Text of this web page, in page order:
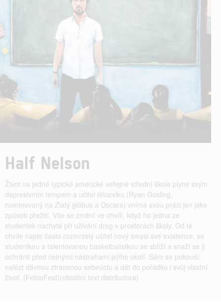
Half Nelson
Život na jedné typické americké veřejné střední škole plyne svým
depresivním tempem a učitel tělocviku (Ryan Gosling,
nominovaný na Zlatý glóbus a Oscara) vnímá svou práci jen jako
způsob přežití. Vše se změní ve chvílí, když ho jedna ze
studentek nachytá při užívání drog v prostorách školy. Od té
chvíle najde často rozmrzelý učitel nový smysl své existence, se
studentkou a talentovanou basketbalistkou se sblíží a snaží se ji
ochránit před četnými nástrahami jejího okolí. Sám se pokouší
nalézt dávnou ztracenou sebeúctu a dát do pořádku i svůj vlastní
život. (FebioFest)(oficiální text distributora)